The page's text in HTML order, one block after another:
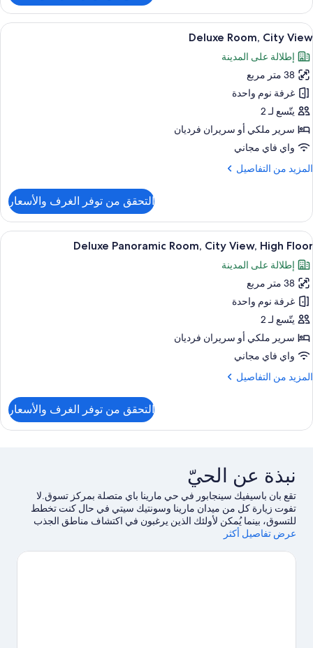
جناح
منظر
استعراض
جميع
صور
Deluxe
Room,
City
View
أغطية فراش متميزة وميني بار وخزنة
5
Deluxe Room, City View
إطلالة على المدينة
38 متر مربع
غرفة نوم واحدة
يتّسع لـ 2
سرير ملكي‫‬ أو سريران فرديان
واي فاي مجاني
المزيد من التفاصيل
المزيد
Deluxe
Room,
City
التحقق من توفر الغرف والأسعار
استعراض
جميع
صور
Deluxe
Panoramic
Room,
City
View,
High
Floor
أغطية فراش متميزة وميني بار وخزنة
6
Deluxe Panoramic Room, City View, High Floor
إطلالة على المدينة
38 متر مربع
غرفة نوم واحدة
يتّسع لـ 2
سرير ملكي‫‬ أو سريران فرديان
واي فاي مجاني
المزيد من التفاصيل
المزيد
Deluxe
View,
Floor
التحقق من توفر الغرف والأسعار
نبذة عن الحيّ
تقع بان باسيفيك سينجابور في حي مارينا باي متصلة بمركز تسوق.لا
تفوت زيارة كل من ميدان مارينا وسونتيك سيتي في حال كنت تخطط
للتسوق، بينما يُمكن لأولئك الذين يرغبون في اكتشاف مناطق الجذب
الشهيرة في المنطقة زيارة الحدائق بالقرب من الخليج وحديقة
كل من ستوديوهات Universal Studios Singapore™‎ وحديقة سنغافورة
عرض تفاصيل أكثر